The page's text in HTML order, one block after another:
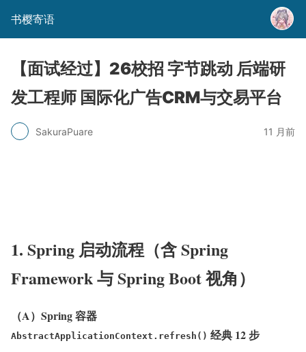
书樱寄语
【面试经过】26校招 字节跳动 后端研
发工程师 国际化广告CRM与交易平台
SakuraPuare 11 月前
1. Spring 启动流程（含 Spring
Framework 与 Spring Boot 视角）
（A）Spring 容器
AbstractApplicationContext.refresh() 经典 12 步